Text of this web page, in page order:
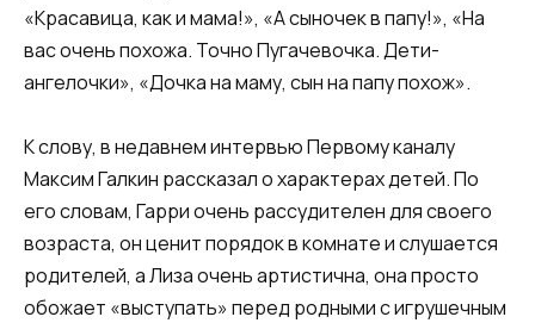
«Красавица, как и мама!», «А сыночек в папу!», «На
вас очень похожа. Точно Пугачевочка. Дети-
ангелочки», «Дочка на маму, сын на папу похож».
К слову, в недавнем интервью Первому каналу
Максим Галкин рассказал о характерах детей. По
его словам, Гарри очень рассудителен для своего
возраста, он ценит порядок в комнате и слушается
родителей, а Лиза очень артистична, она просто
обожает «выступать» перед родными с игрушечным